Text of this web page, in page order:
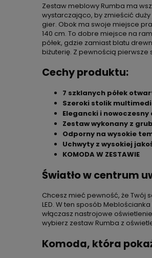
Zestaw meblowy Rumba ma
wystarczająco, by zmieścić
gier. Obok ma swoje miejsce
140 cm. To dobre miejsce na
półek, gdzie zamiast blatu
biżuterię. Z pewnością pierwsze
Cechy produktu:
7 szklanych półek
Szeroki stolik
Elegancki i nowoczesny
Zestaw wykonany z
Odporny na wysokie
Uchwyty z wysokiej
KOMODA W ZESTAWIE
Światło w centrum
Chcesz mieć pewność, że Twój
LED. W ten sposób
włączasz nastrojowe
wybierz zestaw Rumba z
Komoda, która